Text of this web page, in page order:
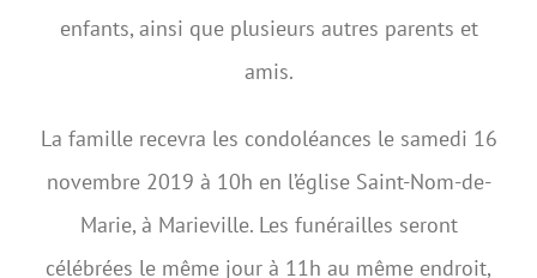
enfants, ainsi que plusieurs autres parents et
amis.
La famille recevra les condoléances le samedi 16
novembre 2019 à 10h en l’église Saint-Nom-de-
Marie, à Marieville. Les funérailles seront
célébrées le même jour à 11h au même endroit,